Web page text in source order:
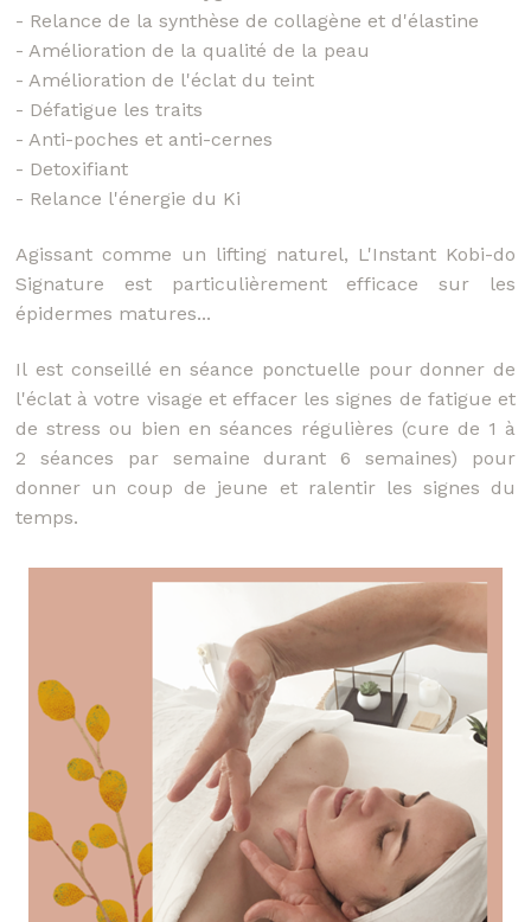
- Relance de la synthèse de collagène et d'élastine
- Amélioration de la qualité de la peau
- Amélioration de l'éclat du teint
- Défatigue les traits
- Anti-poches et anti-cernes
- Detoxifiant
- Relance l'énergie du Ki
Agissant comme un lifting naturel, L'Instant Kobi-do
Signature est particulièrement efficace sur les
épidermes matures...
Il est conseillé en séance ponctuelle pour donner de
l'éclat à votre visage et effacer les signes de fatigue et
de stress ou bien en séances régulières (cure de 1 à
2 séances par semaine durant 6 semaines) pour
donner un coup de jeune et ralentir les signes du
temps.